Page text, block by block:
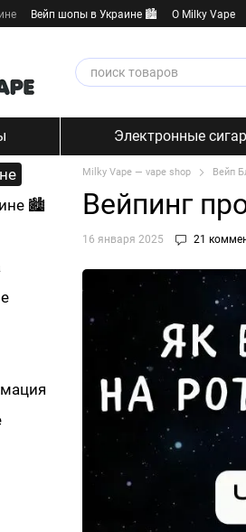
Вейп шопы в Украине 🏙️ О Milky Vape
Электронные
Milky Vape — vape shop Вейп
Вейпинг
16 января 2025 21
🏙️